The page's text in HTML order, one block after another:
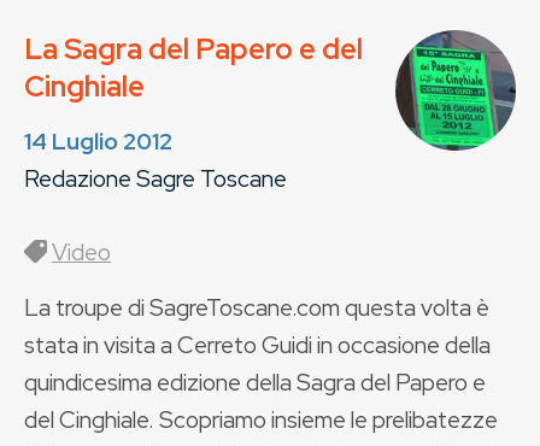
La Sagra del Papero e del
Cinghiale
14 Luglio 2012
Redazione Sagre Toscane
Video
La troupe di SagreToscane.com questa volta è
stata in visita a Cerreto Guidi in occasione della
quindicesima edizione della Sagra del Papero e
del Cinghiale. Scopriamo insieme le prelibatezze